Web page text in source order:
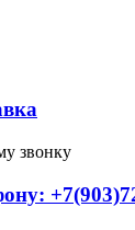
звонку